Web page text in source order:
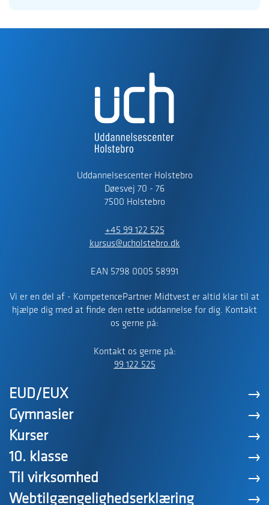
Uddannelsescenter Holstebro
Døesvej 70 - 76
7500 Holstebro
+45 99 122 525
kursus@ucholstebro.dk
EAN 5798 0005 58991
Vi er en del af - KompetencePartner Midtvest er altid klar til at
hjælpe dig med at finde den rette uddannelse for dig. Kontakt
os gerne på:
Kontakt os gerne på:
99 122 525
EUD/EUX
Gymnasier
Kurser
10. klasse
Til virksomhed
Webtilgængelighedserklæring